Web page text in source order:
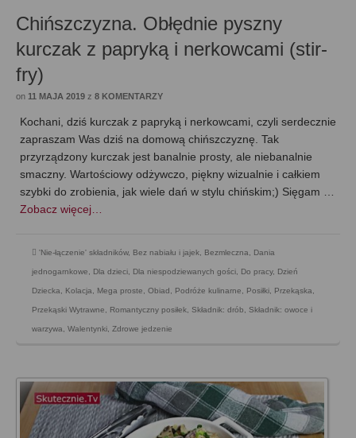
Chińszczyzna. Obłędnie pyszny
kurczak z papryką i nerkowcami (stir-
fry)
on 11 MAJA 2019 z 8 KOMENTARZY
Kochani, dziś kurczak z papryką i nerkowcami, czyli serdecznie
zapraszam Was dziś na domową chińszczyznę. Tak
przyrządzony kurczak jest banalnie prosty, ale niebanalnie
smaczny. Wartościowy odżywczo, piękny wizualnie i całkiem
szybki do zrobienia, jak wiele dań w stylu chińskim;) Sięgam …
Zobacz więcej…
'Nie-łączenie' składników, Bez nabiału i jajek, Bezmleczna, Dania
jednogarnkowe, Dla dzieci, Dla niespodziewanych gości, Do pracy, Dzień
Dziecka, Kolacja, Mega proste, Obiad , Podróże kulinarne, Posiłki, Przekąska,
Przekąski Wytrawne, Romantyczny posiłek, Składnik: drób, Składnik: owoce i
warzywa, Walentynki, Zdrowe jedzenie